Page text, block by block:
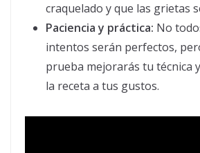
craquelado y que las grietas
Paciencia y práctica: No
intentos serán perfectos,
prueba mejorarás tu técnica
la receta a tus gustos.